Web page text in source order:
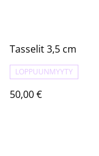
Tasselit 3,5 cm
LOPPUUNMYYTY
50,00 €